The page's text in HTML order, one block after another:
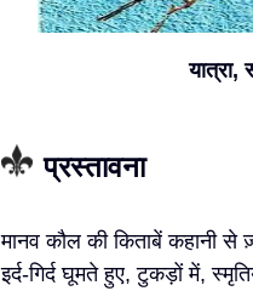
यात्रा,
प्रस्तावना
मानव कौल की किताबें कहानी से
इर्द-गिर्द घूमते हुए, टुकड़ों में,